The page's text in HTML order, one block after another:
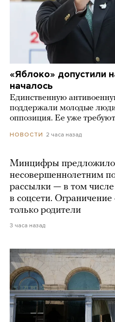
«Яблоко» допустили
началось
Единственную
поддержали молодые люди
оппозиция. Ее уже
НОВОСТИ 2 часа назад
Минцифры предложило
несовершеннолетним
рассылки — в том
в соцсети. Ограничение
только родители
3 часа назад